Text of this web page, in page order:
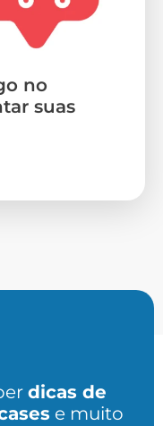
no
suas
dicas de
e muito